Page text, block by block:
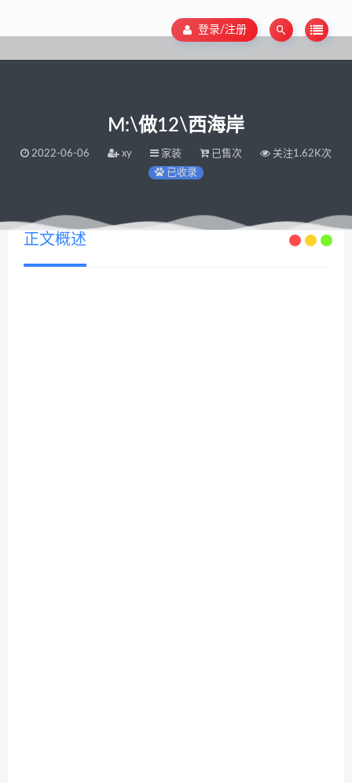
登录/注册
M:\做12\西海岸
2022-06-06 xy 家装 已售次
关注1.62K次
已收录
正文概述